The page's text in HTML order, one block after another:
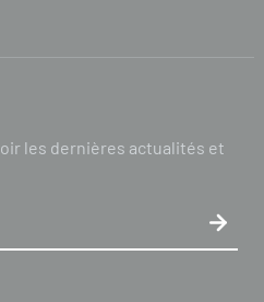
les dernières actualités et